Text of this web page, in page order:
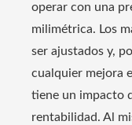
operar con una
milimétrica. Los
ser ajustados y,
cualquier mejora
tiene un impacto
rentabilidad. Al